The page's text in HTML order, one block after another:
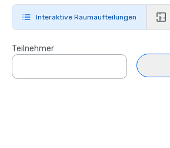
Interaktive Raumaufteilungen
Teilnehmer